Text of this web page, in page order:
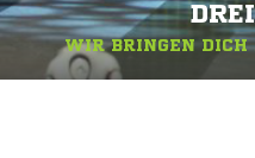
WIR BRINGEN